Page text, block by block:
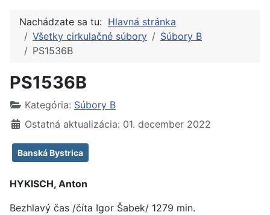
Nachádzate sa tu: Hlavná stránka
Všetky cirkulačné súbory
Súbory B
PS1536B
PS1536B
Kategória: Súbory B
Ostatná aktualizácia: 01. december 2022
Banská Bystrica
HYKISCH, Anton
Bezhlavý čas /číta Igor Šabek/ 1279 min.